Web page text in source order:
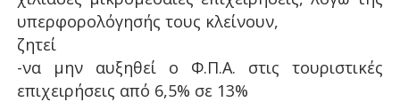
υπερφορολόγησής τους κλείνουν,
ζητεί
-να μην αυξηθεί ο Φ.Π.Α. στις τουριστικές
επιχειρήσεις από 6,5% σε 13%